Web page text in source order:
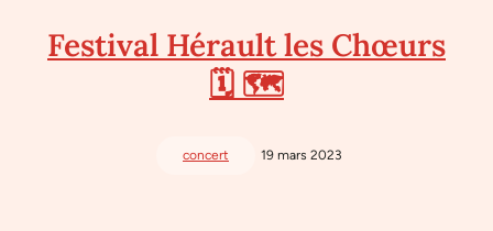
Festival Hérault les Chœurs
🗓 🗺
concert 19 mars 2023